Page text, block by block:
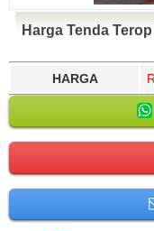
Harga Tenda
HARGA